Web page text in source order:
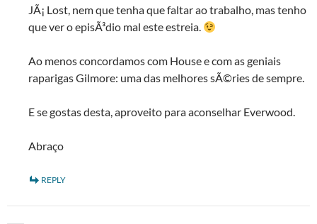
JÃ¡ Lost, nem que tenha que faltar ao trabalho, mas tenho
que ver o episÃ³dio mal este estreia.
Ao menos concordamos com House e com as geniais
raparigas Gilmore: uma das melhores sÃ©ries de sempre.
E se gostas desta, aproveito para aconselhar Everwood.
Abraço
REPLY